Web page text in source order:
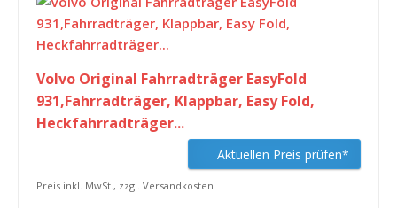
Volvo Original Fahrradträger EasyFold
931,Fahrradträger, Klappbar, Easy Fold,
Heckfahrradträger...
Aktuellen Preis prüfen*
Preis inkl. MwSt., zzgl. Versandkosten